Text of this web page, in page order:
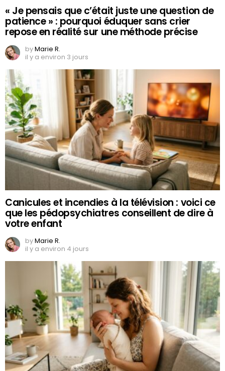
« Je pensais que c’était juste une question de
patience » : pourquoi éduquer sans crier
repose en réalité sur une méthode précise
byMarie R.
il y a environ 3 jours
Canicules et incendies à la télévision : voici ce
que les pédopsychiatres conseillent de dire à
votre enfant
byMarie R.
il y a environ 4 jours